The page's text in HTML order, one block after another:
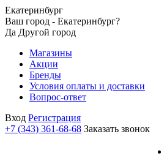
Екатеринбург
Ваш город - Екатеринбург?
Да Другой город
Магазины
Акции
Бренды
Условия оплаты и доставки
Вопрос-ответ
Вход Регистрация
+7 (343) 361-68-68 Заказать звонок